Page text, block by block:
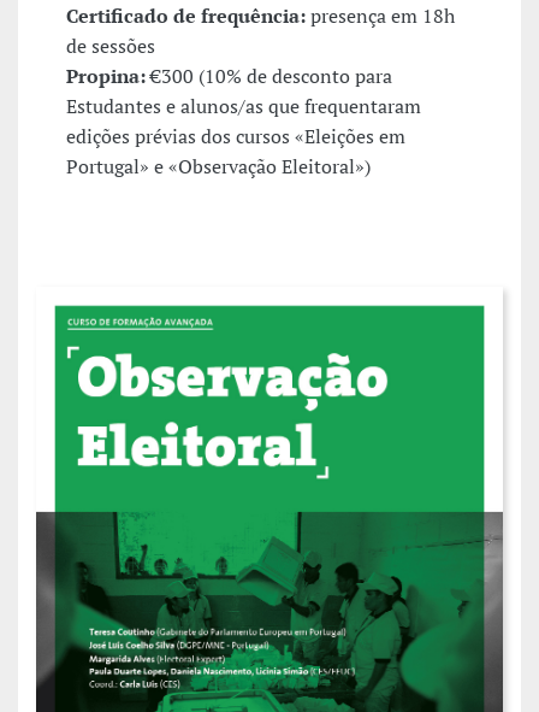
Certificado de frequência:presença em 18h
de sessões
Propina:€300 (10% de desconto para
Estudantes e alunos/as que frequentaram
edições prévias dos cursos «Eleições em
Portugal» e «Observação Eleitoral»)